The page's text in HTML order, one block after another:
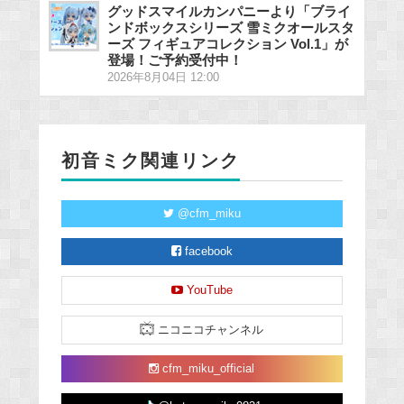
グッドスマイルカンパニーより「ブライ
ンドボックスシリーズ 雪ミクオールスタ
ーズ フィギュアコレクション Vol.1」が
登場！ご予約受付中！
2026年8月04日 12:00
初音ミク関連リンク
@cfm_miku
facebook
YouTube
ニコニコチャンネル
cfm_miku_official